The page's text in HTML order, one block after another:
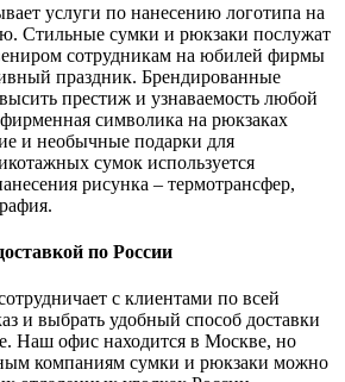
услуги по нанесению логотипа на
Стильные сумки и рюкзаки послужат
сотрудникам на юбилей фирмы
праздник. Брендированные
престиж и узнаваемость любой
символика на рюкзаках
и необычные подарки для
сумок используется
рисунка – термотрансфер,
по России
с клиентами по всей
и выбрать удобный способ доставки
Наш офис находится в Москве, но
компаниям сумки и рюкзаки можно